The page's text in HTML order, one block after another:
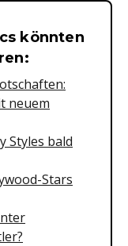
könnten
neuem
Styles bald
Stars